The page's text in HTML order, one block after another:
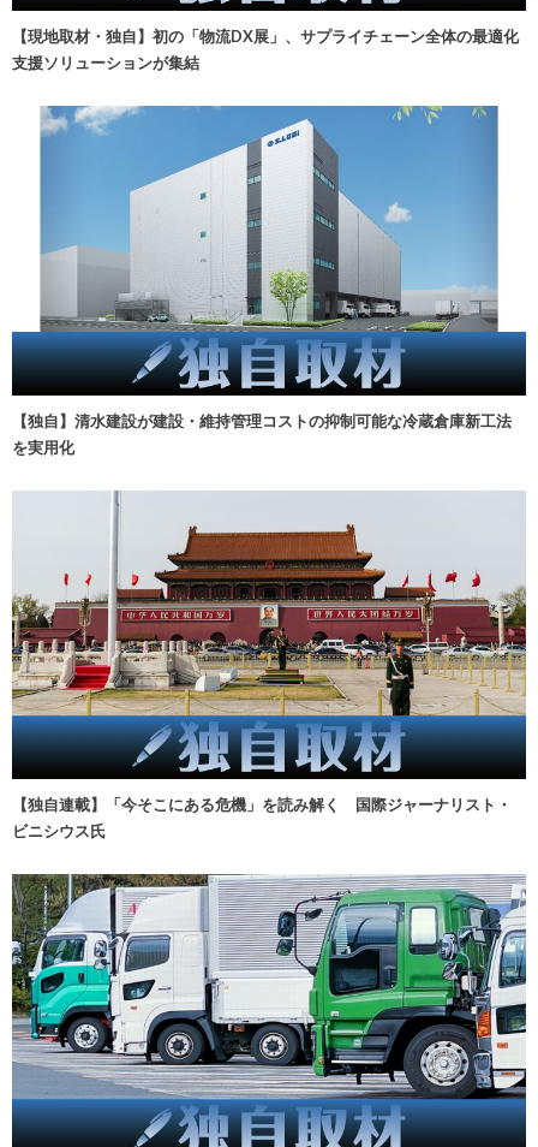
【現地取材・独自】初の「物流DX展」、サプライチェーン全体の最適化
支援ソリューションが集結
【独自】清水建設が建設・維持管理コストの抑制可能な冷蔵倉庫新工法
を実用化
【独自連載】「今そこにある危機」を読み解く 国際ジャーナリスト・
ビニシウス氏